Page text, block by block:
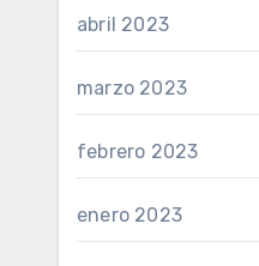
abril 2023
marzo 2023
febrero 2023
enero 2023